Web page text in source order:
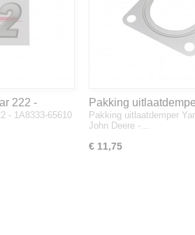
222 -
- 1A8333-65610
Pakking
YM / John Deere -
Pakking uitlaatdemper
John Deere -…
€ 11,75